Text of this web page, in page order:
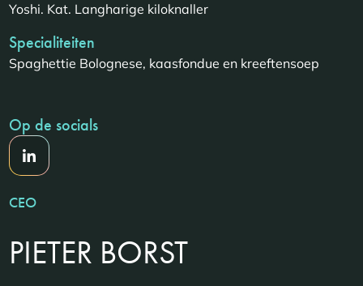
CEO
PIETER BORST
Yoshi. Kat. Langharige kiloknaller
Specialiteiten
Spaghettie Bolognese, kaasfondue en kreeftensoep
Op de socials